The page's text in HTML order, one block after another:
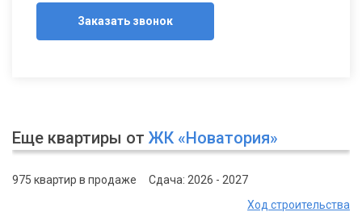
Заказать звонок
Еще квартиры от ЖК «Новатория»
975 квартир в продаже
Сдача: 2026 - 2027
Ход строительства